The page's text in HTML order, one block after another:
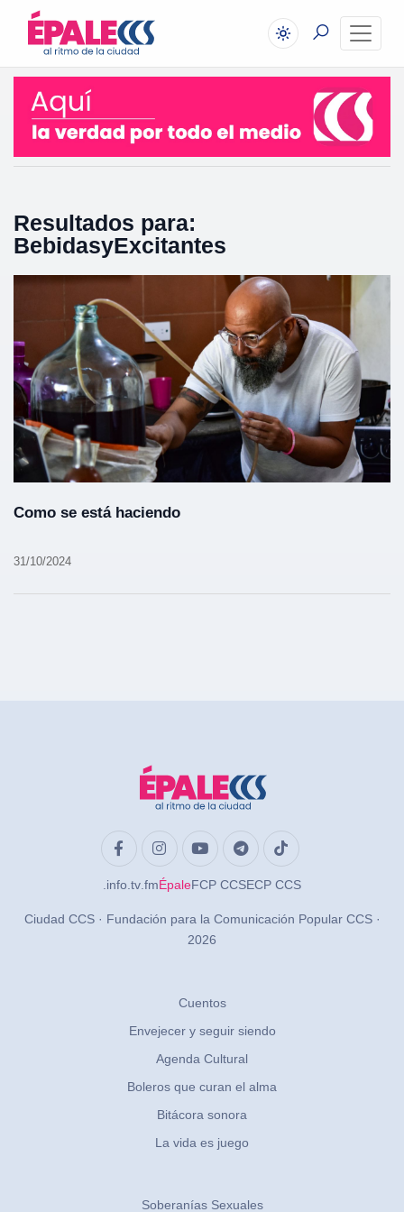
Resultados para:
BebidasyExcitantes
Como se está haciendo
31/10/2024
.info .tv .fmÉpaleFCP CCSECP CCS
Ciudad CCS · Fundación para la Comunicación Popular CCS ·
2026
Cuentos
Envejecer y seguir siendo
Agenda Cultural
Boleros que curan el alma
Bitácora sonora
La vida es juego
Soberanías Sexuales